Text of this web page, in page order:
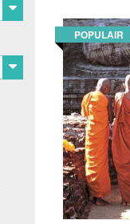
POPULAIR